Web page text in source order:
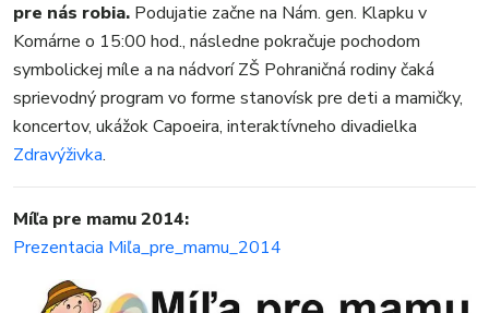
pre nás robia. Podujatie začne na Nám. gen. Klapku v
Komárne o 15:00 hod., následne pokračuje pochodom
symbolickej míle a na nádvorí ZŠ Pohraničná rodiny čaká
sprievodný program vo forme stanovísk pre deti a mamičky,
koncertov, ukážok Capoeira, interaktívneho divadielka
Zdravýživka.
Míľa pre mamu 2014:
Prezentacia Miľa_pre_mamu_2014